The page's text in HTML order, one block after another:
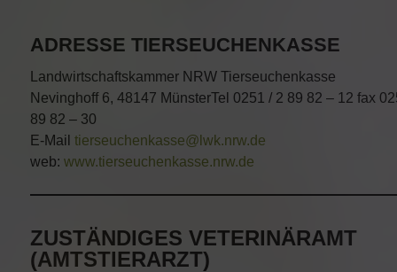
ADRESSE TIERSEUCHENKASSE
Landwirtschaftskammer NRW Tierseuchenkasse
Nevinghoff 6, 48147 MünsterTel 0251 / 2 89 82 – 12 fax
89 82 – 30
E-Mail tierseuchenkasse@lwk.nrw.de
web: www.tierseuchenkasse.nrw.de
ZUSTÄNDIGES VETERINÄRAMT
(AMTSTIERARZT)